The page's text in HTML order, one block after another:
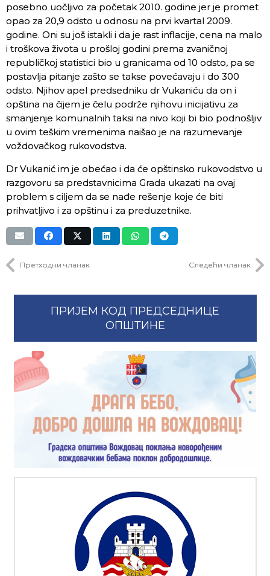
posebno uočljivo za početak 2010. godine jer je promet
opao za 20,9 odsto u odnosu na prvi kvartal 2009.
godine. Oni su još istakli i da je rast inflacije, cena na malo
i troškova života u prošloj godini prema zvaničnoj
republičkoj statistici bio u granicama od 10 odsto, pa se
postavlja pitanje zašto se takse povećavaju i do 300
odsto. Njihov apel predsedniku dr Vukaniću da on i
opština na čijem je čelu podrže njihovu inicijativu za
smanjenje komunalnih taksi na nivo koji bi bio podnošljiv
u ovim teškim vremenima naišao je na razumevanje
voždovačkog rukovodstva.
Dr Vukanić im je obećao i da će opštinsko rukovodstvo u
razgovoru sa predstavnicima Grada ukazati na ovaj
problem s ciljem da se nađe rešenje koje će biti
prihvatljivo i za opštinu i za preduzetnike.
Претходни чланак Следећи чланак
ПРИЈЕМ КОД ПРЕДСЕДНИЦЕ
ОПШТИНЕ